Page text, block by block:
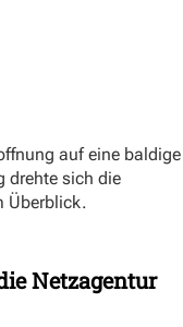
auf eine baldige
drehte sich die
Überblick.
Netzagentur